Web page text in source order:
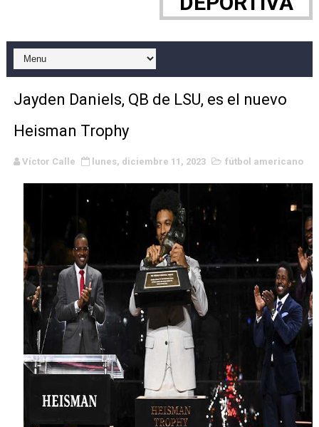
Campeonato de Europa de MTB 2026 (Monteceneri,
Campeonato de Europa de remo 2026 (Varese, Italia)
Mundial de lacrosse femenino 2026 (Tokio, Japón) -
Athletes Unlimited Softball League 2026 - Las Utah
Mundial de piragüismo slalom 2026 (Oklahoma City,
AEW - Willow al fin es campeona mundial y Maya
Tour de Francia masculino 2026 - Tadej Pogacar
Mundial de Fórmula 1 2026 - Lando Norris consigue
Copa del Mundo femenina 2026 - Estados Unidos
Mundial Fórmula E 2026 - Victorias de Ticktum y de
Jayden Daniels, QB de LSU, es el nuevo
Heisman Trophy
Víctor Calle lunes, diciembre 11, 2023 fútbol americano